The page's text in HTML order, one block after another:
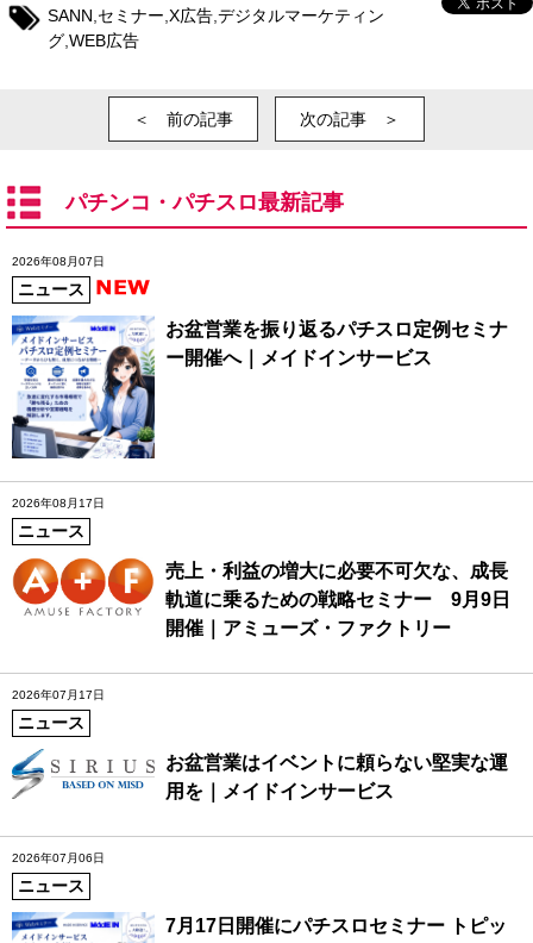
SANN セミナー X広告 デジタルマーケティン
グ WEB広告
＜ 前の記事 次の記事 ＞
パチンコ・パチスロ最新記事
2026年08月07日
ニュース
お盆営業を振り返るパチスロ定例セミナ
ー開催へ｜メイドインサービス
2026年08月17日
ニュース
売上・利益の増大に必要不可欠な、成長
軌道に乗るための戦略セミナー 9月9日
開催｜アミューズ・ファクトリー
2026年07月17日
ニュース
お盆営業はイベントに頼らない堅実な運
用を｜メイドインサービス
2026年07月06日
ニュース
7月17日開催にパチスロセミナー トピッ